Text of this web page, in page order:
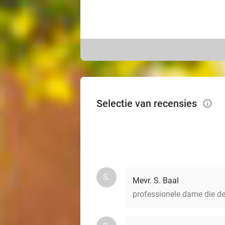
Selectie van recensies info_outlined
S.
Mevr. S. Baal
professionele dame die